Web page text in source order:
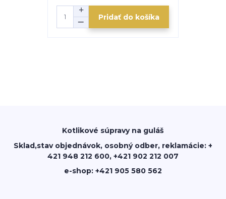
Pridať do košíka
Kotlikové súpravy na guláš
Sklad,stav objednávok, osobný odber, reklamácie: +
421 948 212 600, +421 902 212 007
e-shop: +421 905 580 562